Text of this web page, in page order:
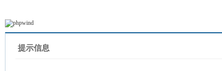
提示信息